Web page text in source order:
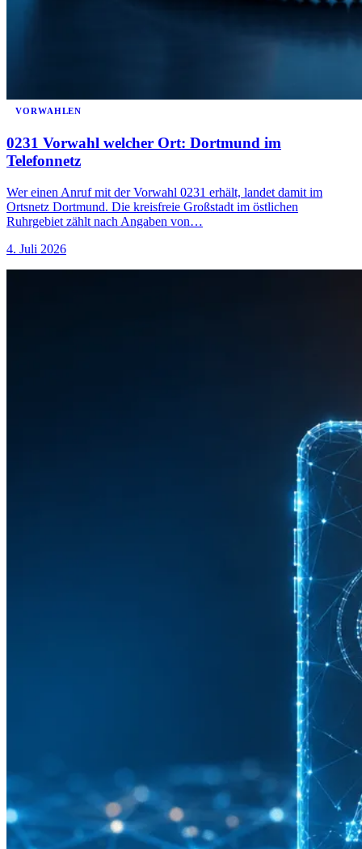
VORWAHLEN
0231 Vorwahl welcher Ort: Dortmund im
Telefonnetz
Wer einen Anruf mit der Vorwahl 0231 erhält, landet damit im
Ortsnetz Dortmund. Die kreisfreie Großstadt im östlichen
Ruhrgebiet zählt nach Angaben von…
4. Juli 2026